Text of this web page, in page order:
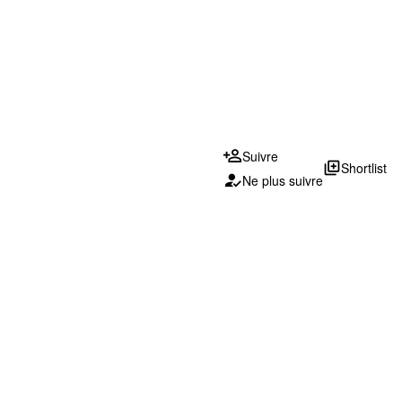
Suivre
Ne plus suivre
library_addShortlist